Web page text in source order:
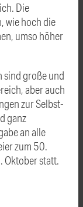
Die
wie hoch die
umso höher
sind große und
aber auch
zur Selbst-
ganz
an alle
zum 50.
Oktober statt.